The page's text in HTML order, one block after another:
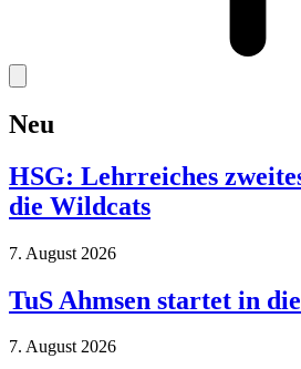
Neu
HSG: Lehrreiches
die Wildcats
7. August 2026
TuS Ahmsen startet in
7. August 2026